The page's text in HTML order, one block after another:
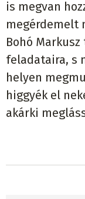
is megvan
megérdemelt
Bohó
feladataira, s
helyen
higgyék el
akárki